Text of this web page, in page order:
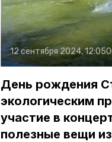
12 сентября 2024, 12:05
День рождения
экологическим
участие в
полезные вещи